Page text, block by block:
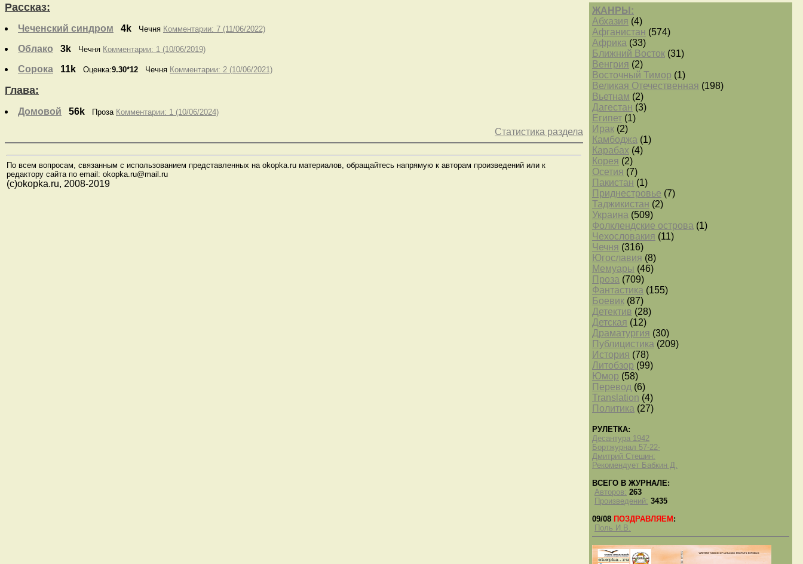
ЖАНРЫ:
Абхазия (4)
Афганистан (574)
Африка (33)
Ближний Восток (31)
Венгрия (2)
Восточный Тимор (1)
Великая Отечественная (198)
Вьетнам (2)
Дагестан (3)
Египет (1)
Ирак (2)
Камбоджа (1)
Карабах (4)
Корея (2)
Осетия (7)
Пакистан (1)
Приднестровье (7)
Таджикистан (2)
Украина (509)
Фолклендские острова (1)
Чехословакия (11)
Чечня (316)
Югославия (8)
Мемуары (46)
Проза (709)
Фантастика (155)
Боевик (87)
Детектив (28)
Детская (12)
Драматургия (30)
Публицистика (209)
История (78)
Литобзор (99)
Юмор (58)
Перевод (6)
Translation (4)
Политика (27)
РУЛЕТКА:
Десантура 1942
Бортжурнал 57-22-
Дмитрий Стешин:
Рекомендует Бабкин Д.
ВСЕГО В ЖУРНАЛЕ:
Авторов: 263
Произведений: 3435
09/08 ПОЗДРАВЛЯЕМ :
Поль И.В.
Рассказ:
Чеченский синдром 4k Чечня Комментарии: 7 (11/06/2022)
Облако 3k Чечня Комментарии: 1 (10/06/2019)
Сорока 11k Оценка:9.30*12 Чечня Комментарии: 2 (10/06/2021)
Глава:
Домовой 56k Проза Комментарии: 1 (10/06/2024)
Статистика раздела
По всем вопросам, связанным с использованием представленных на okopka.ru материалов, обращайтесь напрямую к авторам произведений или к
редактору сайта по email: okopka.ru@mail.ru
(с)okopka.ru, 2008-2019